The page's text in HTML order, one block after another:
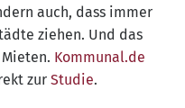
auch, dass immer
zie­hen. Und das
Kom​mu​nal​.de
zur Stu­die.